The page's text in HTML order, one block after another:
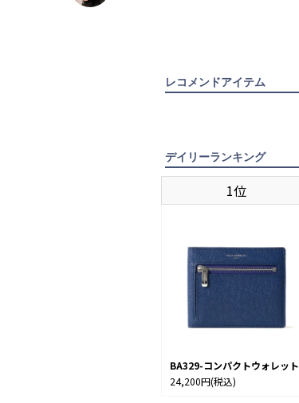
レコメンドアイテム
デイリーランキング
1位
BA329-コンパクトウォレット
24,200円(税込)